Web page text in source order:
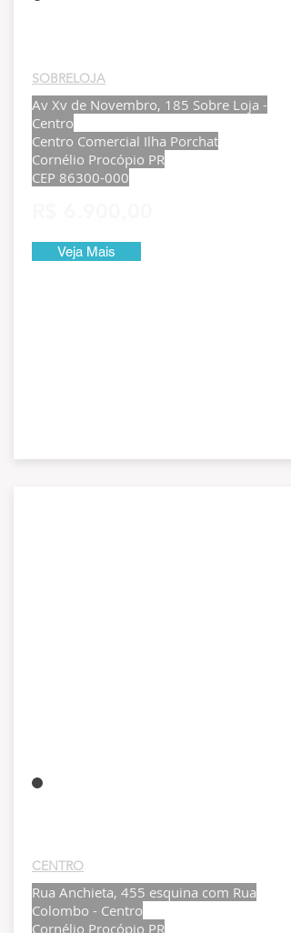
SOBRELOJA
Av Xv de Novembro, 185 Sobre Loja -
Centro
Centro Comercial Ilha Porchat
Cornélio Procópio PR
CEP 86300-000
Veja Mais
CENTRO
Rua Anchieta, 455 esquina com Rua
Colombo - Centro
Cornélio Procópio PR